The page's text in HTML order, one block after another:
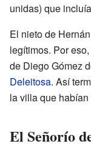
unidas) que
El nieto de
legítimos. Por
de Diego Gómez
Deleitosa. Así
la villa que habían
El Señorío